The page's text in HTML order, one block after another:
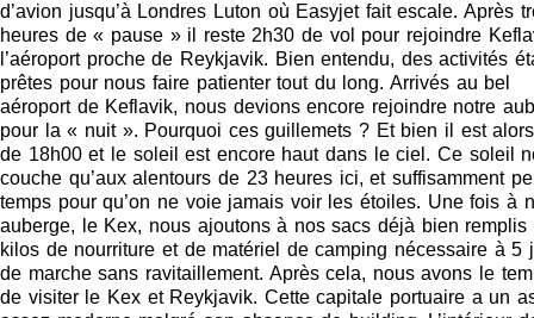
d’avion jusqu’à Londres Luton où Easyjet fait escale. Après
heures de « pause » il reste 2h30 de vol pour rejoindre
l’aéroport proche de Reykjavik. Bien entendu, des activités
prêtes pour nous faire patienter tout du long. Arrivés au bel
aéroport de Keflavik, nous devions encore rejoindre notre
pour la « nuit ». Pourquoi ces guillemets ? Et bien il est
de 18h00 et le soleil est encore haut dans le ciel. Ce soleil
couche qu’aux alentours de 23 heures ici, et suffisamment
temps pour qu’on ne voie jamais voir les étoiles. Une fois à
auberge, le Kex, nous ajoutons à nos sacs déjà bien remplis
kilos de nourriture et de matériel de camping nécessaire à 5
de marche sans ravitaillement. Après cela, nous avons le
de visiter le Kex et Reykjavik. Cette capitale portuaire a un